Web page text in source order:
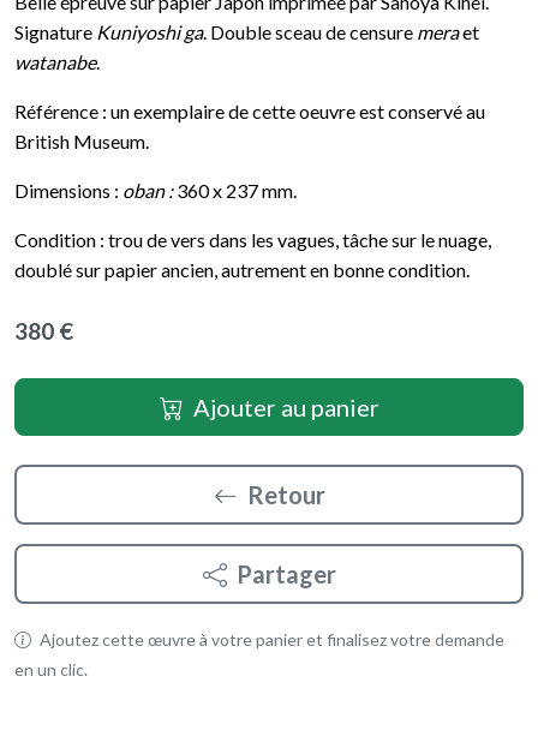
Signature Kuniyoshi ga. Double sceau de censure meraet
watanabe.
Référence : un exemplaire de cette oeuvre est conservé au
British Museum.
Dimensions : oban :360 x 237 mm.
Condition : trou de vers dans les vagues, tâche sur le nuage,
doublé sur papier ancien, autrement en bonne condition.
380 €
Ajouter au panier
Retour
Partager
Ajoutez cette œuvre à votre panier et finalisez votre demande
en un clic.